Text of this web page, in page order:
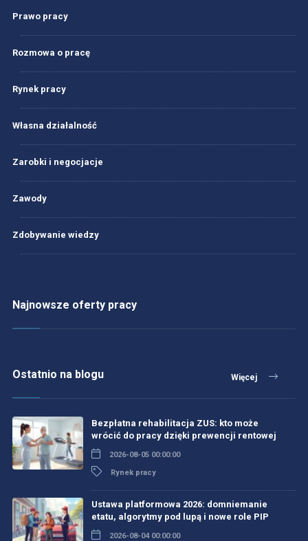
Prawo pracy
Rozmowa o pracę
Rynek pracy
Własna działalność
Zarobki i negocjacje
Zawody
Zdobywanie wiedzy
Najnowsze oferty pracy
Ostatnio na blogu Więcej
Bezpłatna rehabilitacja ZUS: kto może
wrócić do pracy dzięki prewencji rentowej
2026-08-05 00:00:00
Rynek pracy
Ustawa platformowa 2026: domniemanie
etatu, algorytmy pod lupą i nowe role PIP
2026-08-04 00:00:00